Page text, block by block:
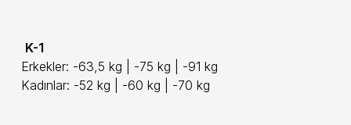
K-1
Erkekler: -63,5 kg | -75 kg | -91 kg
Kadınlar: -52 kg | -60 kg | -70 kg